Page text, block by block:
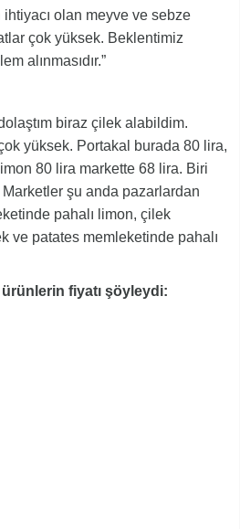
olan meyve ve sebze
çok yüksek. Beklentimiz
alınmasıdır.”
biraz çilek alabildim.
yüksek. Portakal burada 80 lira,
80 lira markette 68 lira. Biri
şu anda pazarlardan
pahalı limon, çilek
ve patates memleketinde pahalı
fiyatı şöyleydi: